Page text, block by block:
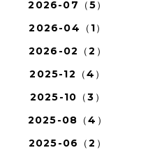
2026-07（5）
2026-04（1）
2026-02（2）
2025-12（4）
2025-10（3）
2025-08（4）
2025-06（2）